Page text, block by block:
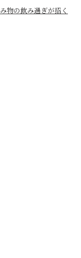
物の飲み過ぎが招く